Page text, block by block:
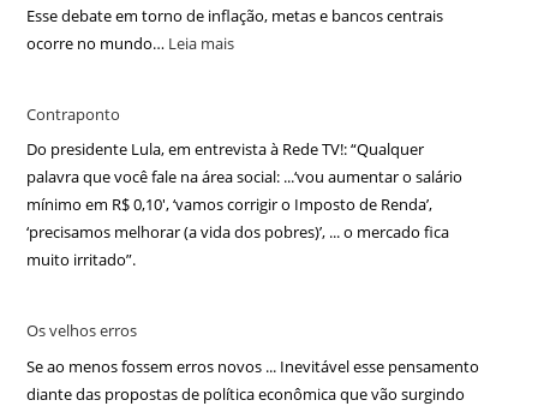
Esse debate em torno de inflação, metas e bancos centrais
ocorre no mundo… Leia mais
Contraponto
Do presidente Lula, em entrevista à Rede TV!: “Qualquer
palavra que você fale na área social: ...‘vou aumentar o salário
mínimo em R$ 0,10′, ‘vamos corrigir o Imposto de Renda’,
‘precisamos melhorar (a vida dos pobres)’, ... o mercado fica
muito irritado”.
Os velhos erros
Se ao menos fossem erros novos ... Inevitável esse pensamento
diante das propostas de política econômica que vão surgindo